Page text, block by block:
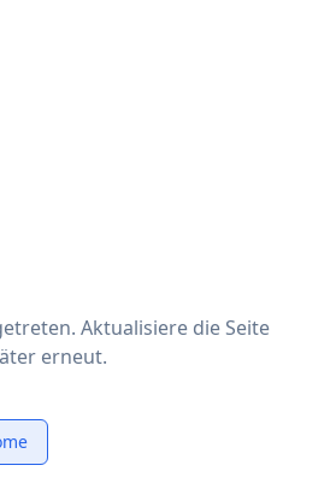
Aktualisiere die Seite
erneut.